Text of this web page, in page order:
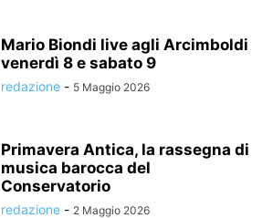
Mario Biondi live agli Arcimboldi
venerdì 8 e sabato 9
redazione - 5 Maggio 2026
Primavera Antica, la rassegna di
musica barocca del
Conservatorio
redazione - 2 Maggio 2026